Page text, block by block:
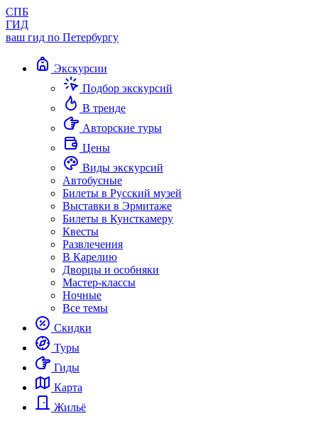
СПБ
ГИД
ваш гид по Петербургу
Экскурсии
Подбор экскурсий
В тренде
Авторские туры
Цены
Виды экскурсий
Автобусные
Билеты в Русский музей
Выставки в Эрмитаже
Билеты в Кунсткамеру
Квесты
Развлечения
В Карелию
Дворцы и особняки
Мастер-классы
Ночные
Все темы
Скидки
Туры
Гиды
Карта
Жильё